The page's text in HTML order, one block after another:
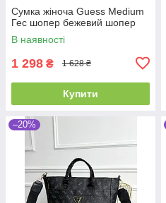
Сумка жіноча Guess Medium
Гес шопер бежевий шопер
В наявності
1 298 ₴ 1 628 ₴
Купити
–20%